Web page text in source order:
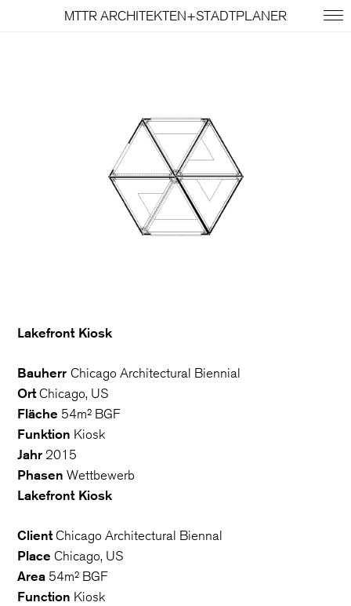
MTTR ARCHITEKTEN+STADTPLANER
Lakefront Kiosk
BauherrChicago Architectural Biennial
OrtChicago, US
Fläche 54m² BGF
Funktion Kiosk
Jahr 2015
Phasen Wettbewerb
Lakefront Kiosk
ClientChicago Architectural Biennal
Place Chicago, US
Area 54m² BGF
Function Kiosk